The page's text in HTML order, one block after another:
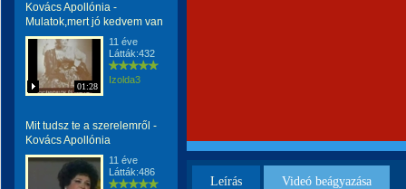
Kovács Apollónia -
Mulatok,mert jó kedvem van
01:28
11 éve
Látták:432
Izolda3
Mit tudsz te a szerelemről -
Kovács Apollónia
11 éve
Látták:486
Leírás Videó beágyazása